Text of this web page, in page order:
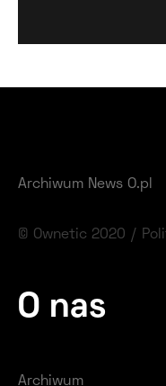
Archiwum News O.pl
© Ownetic 2020 /
O nas
Archiwum